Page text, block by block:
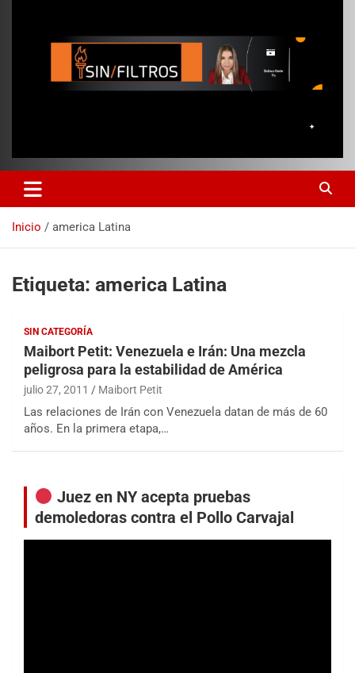
Inicio america Latina
Etiqueta: america Latina
SIN CATEGORÍA
Maibort Petit: Venezuela e Irán: Una mezcla
peligrosa para la estabilidad de América
julio 27, 2011 Maibort Petit
Las relaciones de Irán con Venezuela datan de más de 60
años. En la primera etapa,…
Juez en NY acepta pruebas
demoledoras contra el Pollo Carvajal